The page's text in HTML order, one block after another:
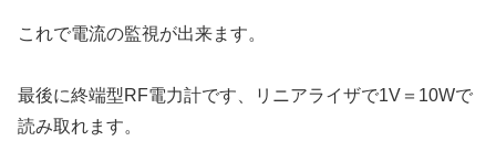
これで電流の監視が出来ます。
最後に終端型RF電力計です、リニアライザで1V＝10Wで
読み取れます。